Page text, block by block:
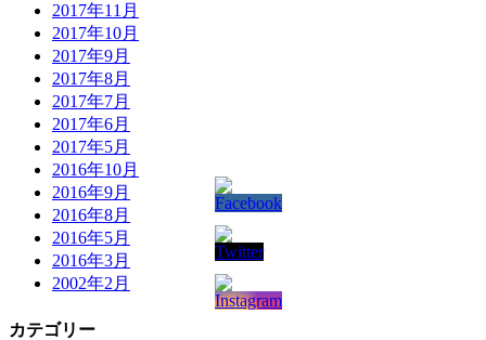
2017年11月
2017年10月
2017年9月
2017年8月
2017年7月
2017年6月
2017年5月
2016年10月
2016年9月
2016年8月
2016年5月
2016年3月
2002年2月
カテゴリー